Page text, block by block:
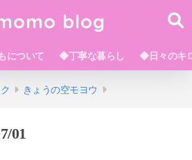
blog
について ◆丁寧な暮らし ◆日々のキ
きょうの空モヨウ
01